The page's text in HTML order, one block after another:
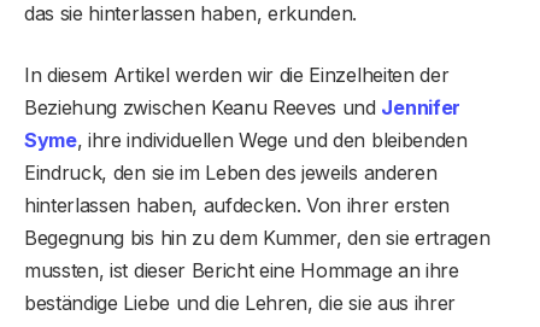
das sie hinterlassen haben, erkunden.
In diesem Artikel werden wir die Einzelheiten der
Beziehung zwischen Keanu Reeves und Jennifer
Syme, ihre individuellen Wege und den bleibenden
Eindruck, den sie im Leben des jeweils anderen
hinterlassen haben, aufdecken. Von ihrer ersten
Begegnung bis hin zu dem Kummer, den sie ertragen
mussten, ist dieser Bericht eine Hommage an ihre
beständige Liebe und die Lehren, die sie aus ihrer